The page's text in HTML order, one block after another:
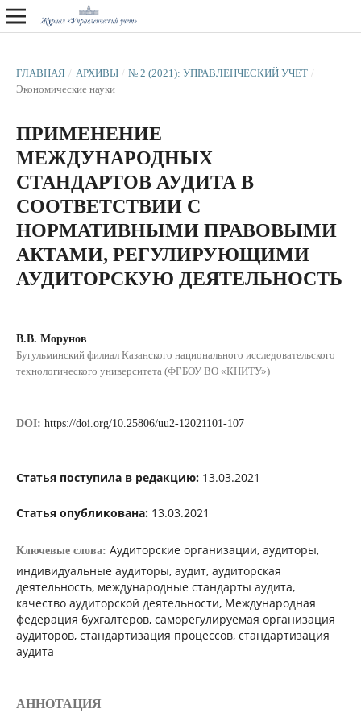
ГЛАВНАЯ / АРХИВЫ / № 2 (2021): УПРАВЛЕНЧЕСКИЙ УЧЕТ /
Экономические науки
ПРИМЕНЕНИЕ
МЕЖДУНАРОДНЫХ
СТАНДАРТОВ АУДИТА В
СООТВЕТСТВИИ С
НОРМАТИВНЫМИ ПРАВОВЫМИ
АКТАМИ, РЕГУЛИРУЮЩИМИ
АУДИТОРСКУЮ ДЕЯТЕЛЬНОСТЬ
В.В. Морунов
Бугульминский филиал Казанского национального исследовательского
технологического университета (ФГБОУ ВО «КНИТУ»)
DOI: https://doi.org/10.25806/uu2-12021101-107
Статья поступила в редакцию:13.03.2021
Статья опубликована:13.03.2021
Ключевые слова: Аудиторские организации, аудиторы,
индивидуальные аудиторы, аудит, аудиторская
деятельность, международные стандарты аудита,
качество аудиторской деятельности, Международная
федерация бухгалтеров, саморегулируемая организация
аудиторов, стандартизация процессов, стандартизация
аудита
АННОТАЦИЯ